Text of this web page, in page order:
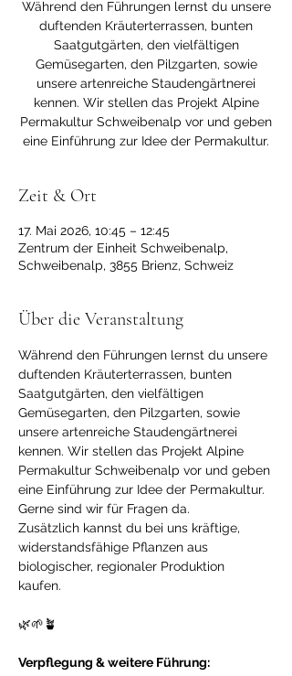
Während den Führungen lernst du unsere
duftenden Kräuterterrassen, bunten
Saatgutgärten, den vielfältigen
Gemüsegarten, den Pilzgarten, sowie
unsere artenreiche Staudengärtnerei
kennen. Wir stellen das Projekt Alpine
Permakultur Schweibenalp vor und geben
eine Einführung zur Idee der Permakultur.
Zeit & Ort
17. Mai 2026, 10:45 – 12:45
Zentrum der Einheit Schweibenalp,
Schweibenalp, 3855 Brienz, Schweiz
Über die Veranstaltung
Während den Führungen lernst du unsere
duftenden Kräuterterrassen, bunten
Saatgutgärten, den vielfältigen
Gemüsegarten, den Pilzgarten, sowie
unsere artenreiche Staudengärtnerei
kennen. Wir stellen das Projekt Alpine
Permakultur Schweibenalp vor und geben
eine Einführung zur Idee der Permakultur.
Gerne sind wir für Fragen da.
Zusätzlich kannst du bei uns kräftige,
widerstandsfähige Pflanzen aus
biologischer, regionaler Produktion
kaufen.
🌿🌱🪴
Verpflegung & weitere Führung: